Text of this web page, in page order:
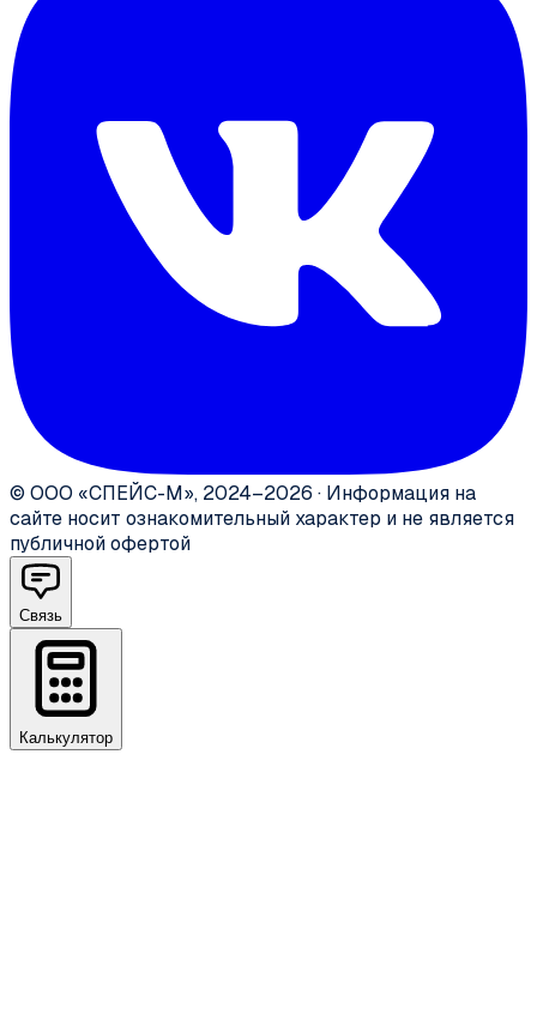
© ООО «СПЕЙС-М», 2024–2026 · Информация на
сайте носит ознакомительный характер и не является
публичной офертой
Связь
Калькулятор